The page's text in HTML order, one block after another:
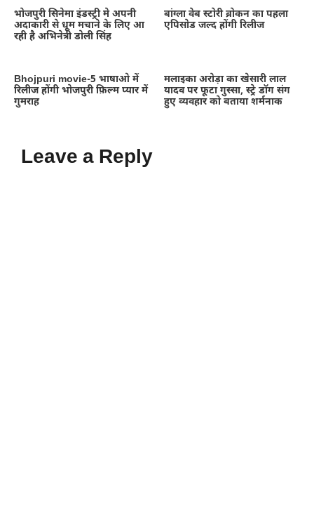
भोजपुरी सिनेमा इंडस्ट्री मे अपनी
अदाकारी से धूम मचाने के लिए आ
रही है अभिनेत्री डोली सिंह
बांग्ला वेब स्टोरी ब्रोकन का पहला
एपिसोड जल्द होंगी रिलीज
Bhojpuri movie-5 भाषाओ में
रिलीज होंगी भोजपुरी फ़िल्म प्यार में
गुमराह
मलाइका अरोड़ा का खेसारी लाल
यादव पर फूटा गुस्सा, स्ट्रे डॉग संग
हुए व्यवहार को बताया शर्मनाक
Leave a Reply